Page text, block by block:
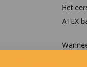
Het
ATEX